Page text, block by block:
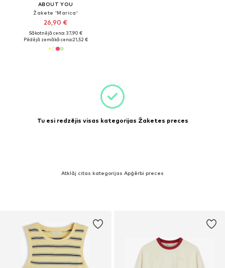
ABOUT YOU
Žakete 'Marica'
26,90 €
Sākotnējā cena: 37,90 €
Pēdējā zemākā cena:21,52 €
Tu esi redzējis visas kategorijas Žaketes preces
Atklāj citas kategorijas Apģērbi preces